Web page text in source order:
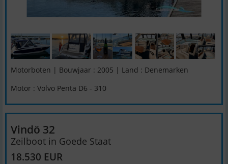
Motorboten | Bouwjaar : 2005 | Land : Denemarken
Motor : Volvo Penta D6 - 310
Vindö 32
Zeilboot in Goede Staat
18.530 EUR